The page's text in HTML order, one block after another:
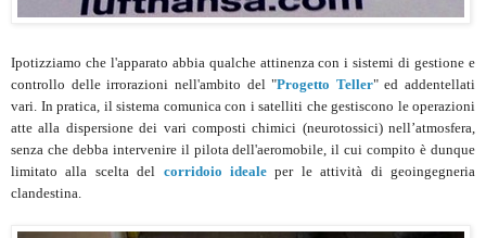
Ipotizziamo che l'apparato abbia qualche attinenza con i sistemi di gestione e
controllo delle irrorazioni nell'ambito del "Progetto Teller" ed addentellati
vari. In pratica, il sistema comunica con i satelliti che gestiscono le operazioni
atte alla dispersione dei vari composti chimici (neurotossici) nell’atmosfera,
senza che debba intervenire il pilota dell'aeromobile, il cui compito è dunque
limitato alla scelta del corridoio ideale per le attività di geoingegneria
clandestina.